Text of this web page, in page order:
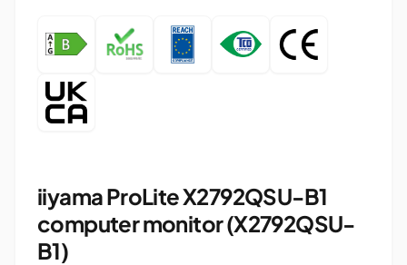
iiyama ProLite X2792QSU-B1
computer monitor (X2792QSU-
B1)